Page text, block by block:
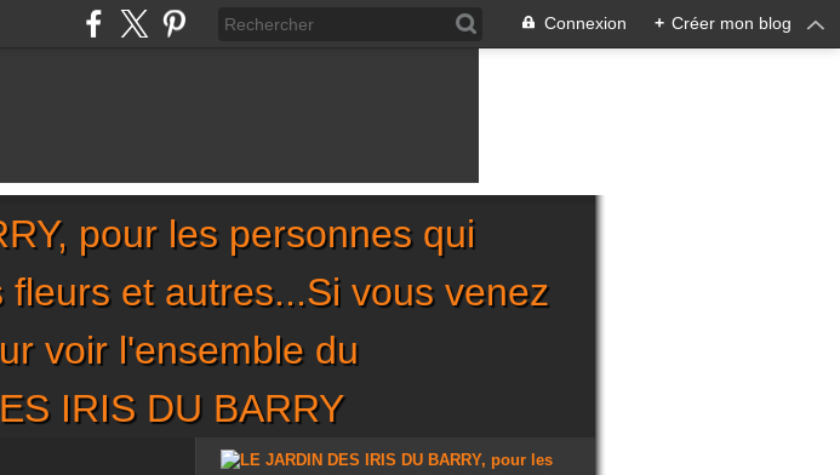
Connexion + Créer mon blog
pour les personnes qui
et autres...Si vous venez
voir l'ensemble du
IRIS DU BARRY